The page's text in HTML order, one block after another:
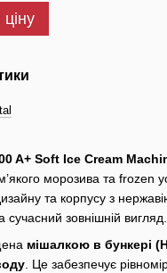
A+ Soft Ice Cream
морозива та frozen
та корпусу з
сучасний зовнішній вигляд.
мішалкою в бункері
. Це забезпечує